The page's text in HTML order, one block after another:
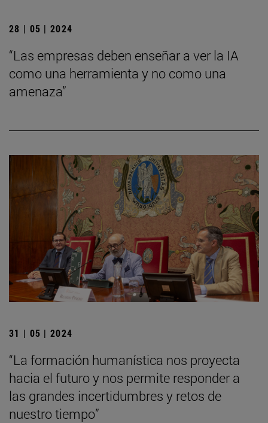
28 | 05 | 2024
“Las empresas deben enseñar a ver la IA
como una herramienta y no como una
amenaza”
31 | 05 | 2024
“La formación humanística nos proyecta
hacia el futuro y nos permite responder a
las grandes incertidumbres y retos de
nuestro tiempo”